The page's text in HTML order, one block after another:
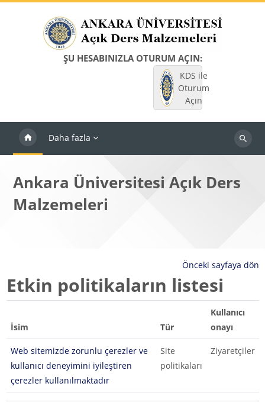
ŞU HESABINIZLA OTURUM AÇIN:
KDS ile
Oturum
Açın
Daha fazla
Dersleri
Ankara Üniversitesi Açık Ders
Malzemeleri
Önceki sayfaya dön
Etkin politikaların listesi
İsim Tür
Kullanıcı
onayı
Web sitemizde zorunlu çerezler ve
kullanıcı deneyimini iyileştiren
çerezler kullanılmaktadır
Site
politikaları
Ziyaretçiler